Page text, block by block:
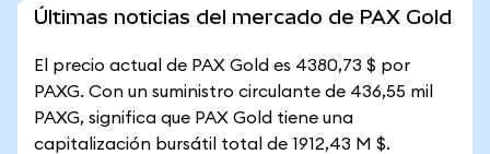
Últimas noticias del mercado de PAX Gold
El precio actual de PAX Gold es 4380,73 $ por
PAXG. Con un suministro circulante de 436,55 mil
PAXG, significa que PAX Gold tiene una
capitalización bursátil total de 1912,43 M $.